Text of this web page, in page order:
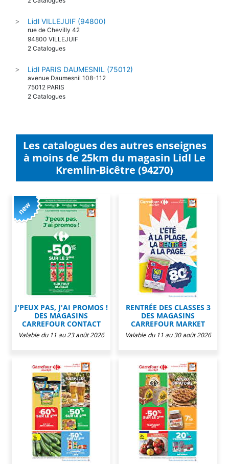
> Lidl VILLEJUIF (94800)
rue de Chevilly 42
94800 VILLEJUIF
2 Catalogues
> Lidl PARIS DAUMESNIL (75012)
avenue Daumesnil 108-112
75012 PARIS
2 Catalogues
Les catalogues des autres enseignes
à moins de 25km du magasin Lidl Le
Kremlin-Bicêtre (94270)
J'PEUX PAS, J'AI PROMOS !
DES MAGASINS
CARREFOUR CONTACT
Valable du 11 au 23 août 2026
RENTRÉE DES CLASSES 3
DES MAGASINS
CARREFOUR MARKET
Valable du 11 au 30 août 2026